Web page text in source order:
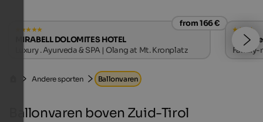
from 166 €
MIRABELL DOLOMITES HOTEL
Luxury . Ayurveda & SPA | Olang at Mt. Kronplatz
Hotel
Family-
Andere sporten Ballonvaren
Ballonvaren boven Zuid-Tirol